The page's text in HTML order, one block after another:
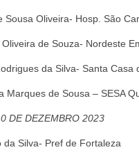
Sousa Oliveira- Hosp. São
de Souza- Nordeste
da Silva- Santa Casa
Marques de Sousa – SESA
DE DEZEMBRO 2023
da Silva- Pref de Fortaleza